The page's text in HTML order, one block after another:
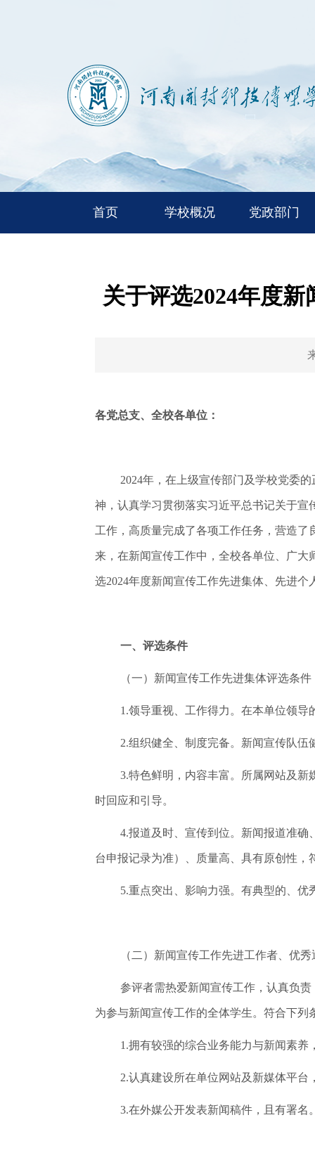
首页 学校概况 党政部门
关于评选2024年度
各党总支、全校各单位：
2024年，在上级宣传部门及学校党委
神，认真学习贯彻落实习近平总书记关于
工作，高质量完成了各项工作任务，营造
来，在新闻宣传工作中，全校各单位、广
选2024年度新闻宣传工作先进集体、先进
一、评选条件
（一）新闻宣传工作先进集体评选条件
1.领导重视、工作得力。在本单位领
2.组织健全、制度完备。新闻宣传队
3.特色鲜明，内容丰富。所属网站及
时回应和引导。
4.报道及时、宣传到位。新闻报道准
台申报记录为准）、质量高、具有原创性
5.重点突出、影响力强。有典型的、
（二）新闻宣传工作先进工作者、优
参评者需热爱新闻宣传工作，认真负
为参与新闻宣传工作的全体学生。符合下列
1.拥有较强的综合业务能力与新闻素
2.认真建设所在单位网站及新媒体平台
3.在外媒公开发表新闻稿件，且有署名